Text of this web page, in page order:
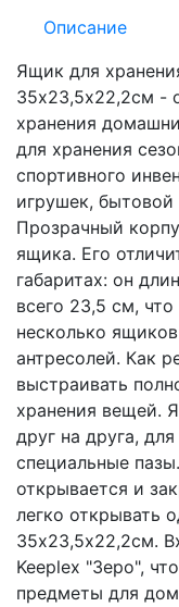
Описание
Ящик для
35х23,5х22,2см -
хранения
для хранения
спортивного
игрушек, бытовой
Прозрачный
ящика. Его
габаритах: он
всего 23,5 см,
несколько
антресолей. Как
выстраивать
хранения вещей.
друг на друга,
специальные
открывается и
легко открывать
35х23,5х22,2см.
Keeplex "Зеро",
предметы для